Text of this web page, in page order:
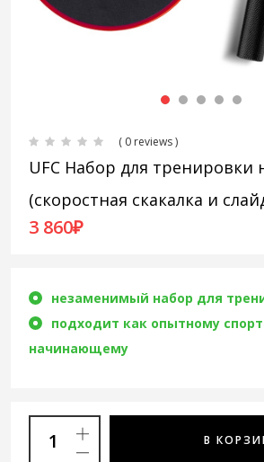
( 0 reviews )
UFC Набор для тренировки
(скоростная скакалка и
3 860₽
незаменимый набор для
подходит как опытному
начинающему
В